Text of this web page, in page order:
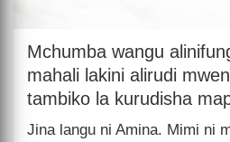
Mchumba wangu
mahali lakini alirudi
tambiko la kurudisha
Jina langu ni Amina. Mimi ni